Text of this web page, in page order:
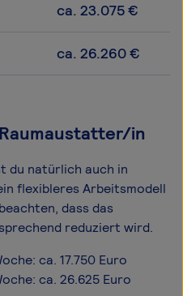
ca. 23.075 €
ca. 26.260 €
in
du natürlich auch in
flexibleres Arbeitsmodell
dass das
reduziert wird.
ca. 17.750 Euro
ca. 26.625 Euro